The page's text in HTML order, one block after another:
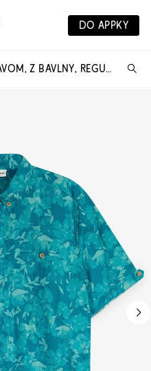
DO APPKY
KOŠEĽA S KRÁTKYM RUKÁVOM, Z BAVLNY, REGULAR FIT